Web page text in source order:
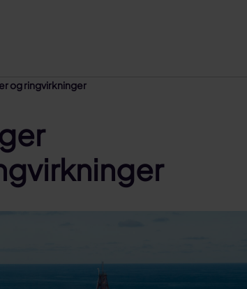
og ringvirkninger